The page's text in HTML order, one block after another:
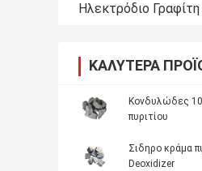
Ηλεκτρόδιο Γραφίτη
ΚΑΛΎΤΕΡΑ
Κονδυλώδες
πυριτίου
Σιδηρο κράμα
Deoxidizer